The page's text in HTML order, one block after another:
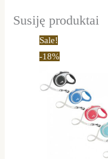
Susiję produktai
Sale!
-18%
multiple
variants.
The
options